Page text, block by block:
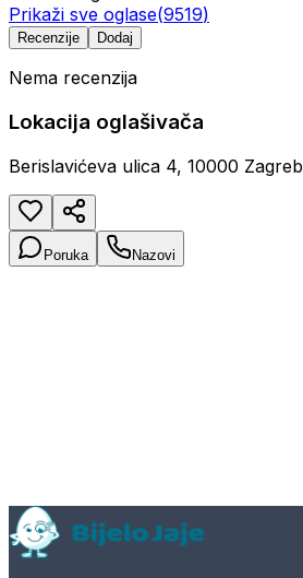
Prikaži sve oglase(9519)
Recenzije Dodaj
Nema recenzija
Lokacija oglašivača
Berislavićeva ulica 4, 10000 Zagreb
Poruka Nazovi